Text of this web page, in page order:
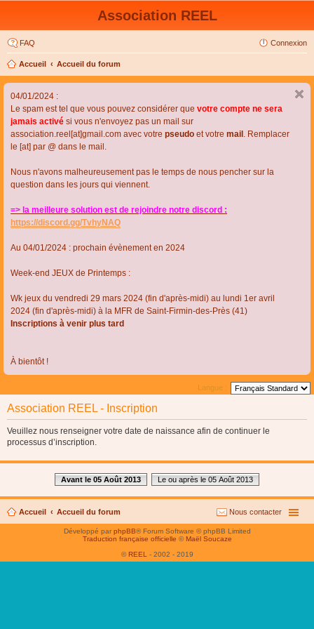
Association REEL
FAQ Connexion
Accueil Accueil du forum
04/01/2024 :
Le spam est tel que vous pouvez considérer que votre compte ne sera
jamais activé si vous n'envoyez pas un mail sur
association.reel[at]gmail.com avec votre pseudo et votre mail . Remplacer
le [at] par @ dans le mail.
Nous n'avons malheureusement pas le temps de nous pencher sur la
question dans les jours qui viennent.
=> la meilleure solution est de rejoindre notre discord :
https://discord.gg/TvhyNAQ
Au 04/01/2024 : prochain évènement en 2024
Week-end JEUX de Printemps :
Wk jeux du vendredi 29 mars 2024 (fin d'après-midi) au lundi 1er avril
2024 (fin d'après-midi) à la MFR de Saint-Firmin-des-Près (41)
Inscriptions à venir plus tard
À bientôt !
Langue :
Association REEL - Inscription
Veuillez nous renseigner votre date de naissance afin de continuer le
processus d’inscription.
Avant le 05 Août 2013 Le ou après le 05 Août 2013
Accueil Accueil du forum Nous contacter
Développé parphpBB® Forum Software © phpBB Limited
Traduction française officielle © Maël Soucaze
© REEL - 2002 - 2019